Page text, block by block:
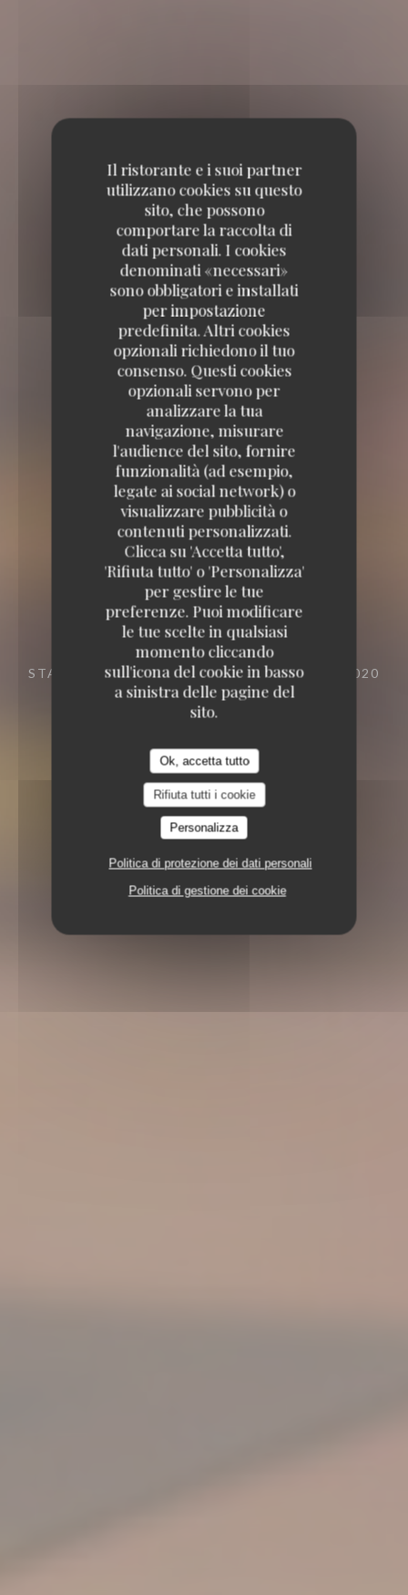
Il ristorante e i suoi partner
utilizzano cookies su questo
sito, che possono
comportare la raccolta di
dati personali. I cookies
denominati «necessari»
sono obbligatori e installati
per impostazione
predefinita. Altri cookies
opzionali richiedono il tuo
consenso. Questi cookies
opzionali servono per
analizzare la tua
navigazione, misurare
l'audience del sito, fornire
funzionalità (ad esempio,
legate ai social network) o
visualizzare pubblicità o
contenuti personalizzati.
Clicca su 'Accetta tutto',
'Rifiuta tutto' o 'Personalizza'
per gestire le tue
preferenze. Puoi modificare
le tue scelte in qualsiasi
momento cliccando
sull'icona del cookie in basso
a sinistra delle pagine del
sito.
Ok, accetta tutto
Rifiuta tutti i cookie
Personalizza
Politica di protezione dei dati personali
Politica di gestione dei cookie
STANZA GROTTA
23 VILLA RIBEROLLE 75020
PARIS